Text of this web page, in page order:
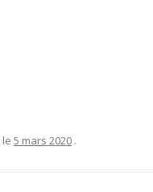
le 5 mars 2020 .